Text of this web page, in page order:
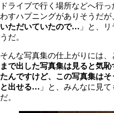
ドライブで行く場所などへ行
わすハプニングがありそうだが
いただいていたので… 」と、
うだ。
そんな写真集の仕上がりには、
まで出した写真集は見ると気
たんですけど、この写真集は
と出せる… 」と、みんなに見
だ。